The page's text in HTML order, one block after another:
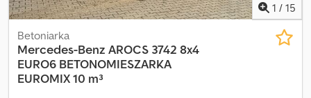
1 / 15
Betoniarka
Mercedes-Benz AROCS 3742 8x4
EURO6 BETONOMIESZARKA
EUROMIX 10 m³